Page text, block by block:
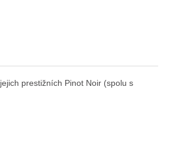
prestižních Pinot Noir (spolu s